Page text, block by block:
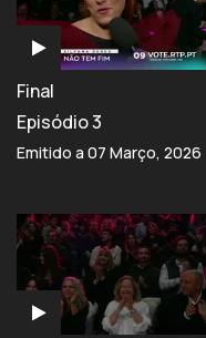
Final
Episódio 3
Emitido a 07 Março, 2026